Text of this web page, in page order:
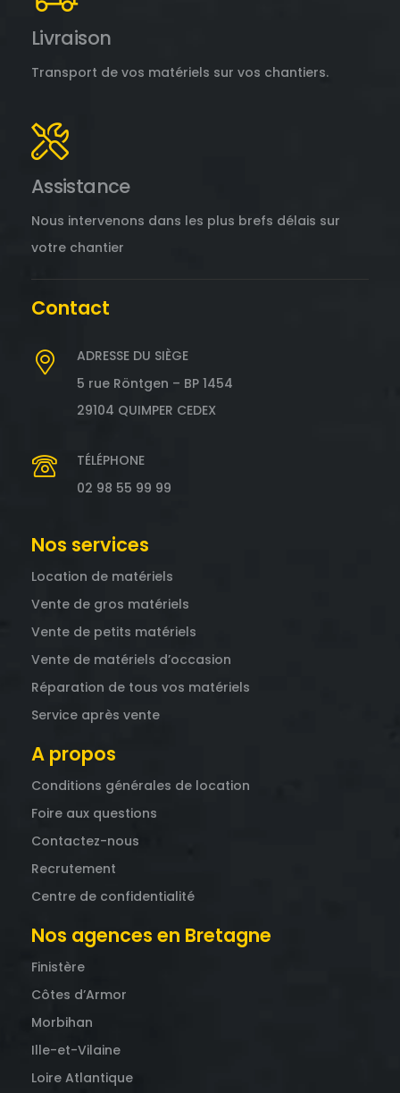
Livraison
Transport de vos matériels sur vos chantiers.
Assistance
Nous intervenons dans les plus brefs délais sur
votre chantier
Contact
ADRESSE DU SIÈGE
5 rue Röntgen – BP 1454
29104 QUIMPER CEDEX
TÉLÉPHONE
02 98 55 99 99
Nos services
Location de matériels
Vente de gros matériels
Vente de petits matériels
Vente de matériels d’occasion
Réparation de tous vos matériels
Service après vente
A propos
Conditions générales de location
Foire aux questions
Contactez-nous
Recrutement
Centre de confidentialité
Nos agences en Bretagne
Finistère
Côtes d’Armor
Morbihan
Ille-et-Vilaine
Loire Atlantique